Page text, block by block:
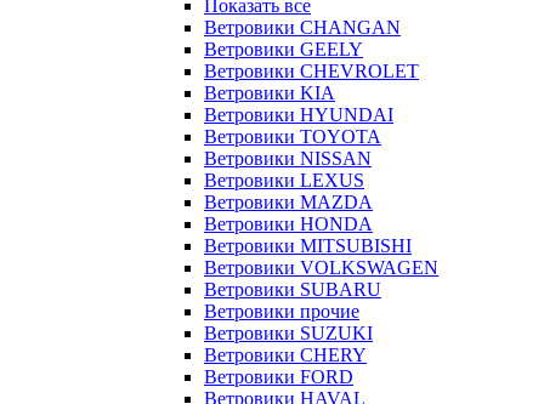
Показать все
Ветровики CHANGAN
Ветровики GEELY
Ветровики CHEVROLET
Ветровики KIA
Ветровики HYUNDAI
Ветровики TOYOTA
Ветровики NISSAN
Ветровики LEXUS
Ветровики MAZDA
Ветровики HONDA
Ветровики MITSUBISHI
Ветровики VOLKSWAGEN
Ветровики SUBARU
Ветровики прочие
Ветровики SUZUKI
Ветровики CHERY
Ветровики FORD
Ветровики HAVAL